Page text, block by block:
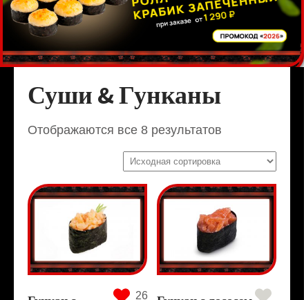
Суши & Гунканы
Отображаются все 8 результатов
26